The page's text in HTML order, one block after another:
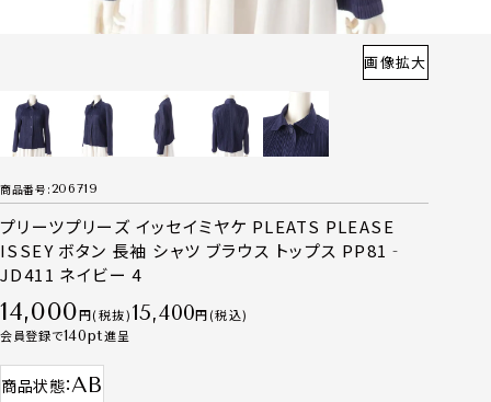
画像拡大
商品番号 206719
プリーツプリーズ イッセイミヤケ PLEATS PLEASE
ISSEY ボタン 長袖 シャツ ブラウス トップス PP81‐
JD411 ネイビー 4
14,000 税抜 15,400
税込
会員登録で140 進呈
商品状態 AB